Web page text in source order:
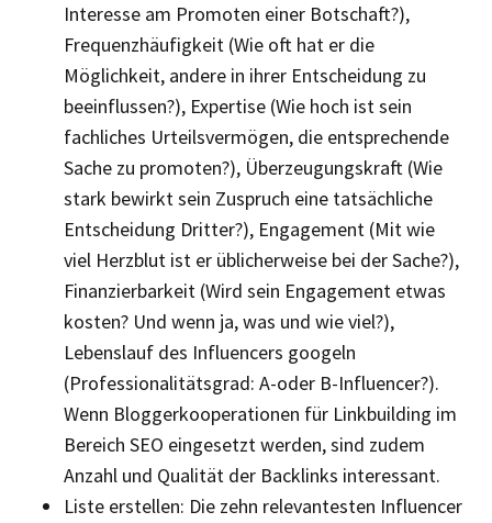
Interesse am Promoten einer Botschaft?),
Frequenzhäufigkeit (Wie oft hat er die
Möglichkeit, andere in ihrer Entscheidung zu
beeinflussen?), Expertise (Wie hoch ist sein
fachliches Urteilsvermögen, die entsprechende
Sache zu promoten?), Überzeugungskraft (Wie
stark bewirkt sein Zuspruch eine tatsächliche
Entscheidung Dritter?), Engagement (Mit wie
viel Herzblut ist er üblicherweise bei der Sache?),
Finanzierbarkeit (Wird sein Engagement etwas
kosten? Und wenn ja, was und wie viel?),
Lebenslauf des Influencers googeln
(Professionalitätsgrad: A-oder B-Influencer?).
Wenn Bloggerkooperationen für Linkbuilding im
Bereich SEO eingesetzt werden, sind zudem
Anzahl und Qualität der Backlinks interessant.
Liste erstellen: Die zehn relevantesten Influencer